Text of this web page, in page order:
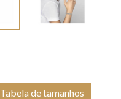
Tabela de tamanhos